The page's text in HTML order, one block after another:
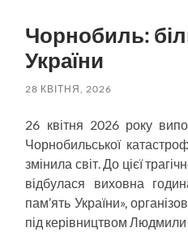
Чорнобиль:
України
28 КВІТНЯ, 2026
26 квітня 2026 року
Чорнобильської
змінила світ. До цієї
відбулася виховна
пам’ять України»,
під керівництвом